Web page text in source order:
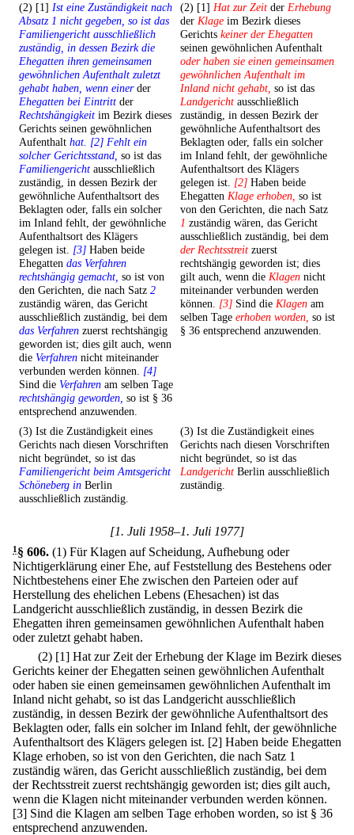
(2) [1] Ist eine Zuständigkeit nach
Absatz 1 nicht gegeben, so ist das
Familiengericht ausschließlich
zuständig, in dessen Bezirk die
Ehegatten ihren gemeinsamen
gewöhnlichen Aufenthalt zuletzt
gehabt haben, wenn einerder
Ehegatten bei Eintritt der
Rechtshängigkeit im Bezirk dieses
Gerichts seinen gewöhnlichen
Aufenthalt hat. [2] Fehlt ein
solcher Gerichtsstand, so ist das
Familiengericht ausschließlich
zuständig, in dessen Bezirk der
gewöhnliche Aufenthaltsort des
Beklagten oder, falls ein solcher
im Inland fehlt, der gewöhnliche
Aufenthaltsort des Klägers
gelegen ist. [3] Haben beide
Ehegatten das Verfahren
rechtshängig gemacht, so ist von
den Gerichten, die nach Satz 2
zuständig wären, das Gericht
ausschließlich zuständig, bei dem
das Verfahren zuerst rechtshängig
geworden ist; dies gilt auch, wenn
die Verfahren nicht miteinander
verbunden werden können. [4]
Sind die Verfahren am selben Tage
rechtshängig geworden, so ist § 36
entsprechend anzuwenden.
(2) [1] Hat zur Zeit der Erhebung
der Klage im Bezirk dieses
Gerichts keiner der Ehegatten
seinen gewöhnlichen Aufenthalt
oder haben sie einen gemeinsamen
gewöhnlichen Aufenthalt im
Inland nicht gehabt, so ist das
Landgericht ausschließlich
zuständig, in dessen Bezirk der
gewöhnliche Aufenthaltsort des
Beklagten oder, falls ein solcher
im Inland fehlt, der gewöhnliche
Aufenthaltsort des Klägers
gelegen ist. [2] Haben beide
Ehegatten Klage erhoben, so ist
von den Gerichten, die nach Satz
1 zuständig wären, das Gericht
ausschließlich zuständig, bei dem
der Rechtsstreit zuerst
rechtshängig geworden ist; dies
gilt auch, wenn die Klagen nicht
miteinander verbunden werden
können. [3] Sind die Klagen am
selben Tage erhoben worden, so ist
§ 36 entsprechend anzuwenden.
(3) Ist die Zuständigkeit eines
Gerichts nach diesen Vorschriften
nicht begründet, so ist das
Familiengericht beim Amtsgericht
Schöneberg in Berlin
ausschließlich zuständig.
(3) Ist die Zuständigkeit eines
Gerichts nach diesen Vorschriften
nicht begründet, so ist das
Landgericht Berlin ausschließlich
zuständig.
[1. Juli 1958–1. Juli 1977]
1§ 606. (1) Für Klagen auf Scheidung, Aufhebung oder
Nichtigerklärung einer Ehe, auf Feststellung des Bestehens oder
Nichtbestehens einer Ehe zwischen den Parteien oder auf
Herstellung des ehelichen Lebens (Ehesachen) ist das
Landgericht ausschließlich zuständig, in dessen Bezirk die
Ehegatten ihren gemeinsamen gewöhnlichen Aufenthalt haben
oder zuletzt gehabt haben.
(2) [1] Hat zur Zeit der Erhebung der Klage im Bezirk dieses
Gerichts keiner der Ehegatten seinen gewöhnlichen Aufenthalt
oder haben sie einen gemeinsamen gewöhnlichen Aufenthalt im
Inland nicht gehabt, so ist das Landgericht ausschließlich
zuständig, in dessen Bezirk der gewöhnliche Aufenthaltsort des
Beklagten oder, falls ein solcher im Inland fehlt, der gewöhnliche
Aufenthaltsort des Klägers gelegen ist. [2] Haben beide Ehegatten
Klage erhoben, so ist von den Gerichten, die nach Satz 1
zuständig wären, das Gericht ausschließlich zuständig, bei dem
der Rechtsstreit zuerst rechtshängig geworden ist; dies gilt auch,
wenn die Klagen nicht miteinander verbunden werden können.
[3] Sind die Klagen am selben Tage erhoben worden, so ist § 36
entsprechend anzuwenden.